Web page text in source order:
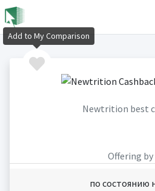
Newtrition best
Offering by
по состоянию
Add to My Comparison